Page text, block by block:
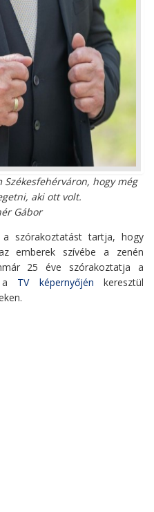
hogy még
aki ott volt.
Gábor
szórakoztatást tartja, hogy
emberek szívébe a zenén
25 éve szórakoztatja a
a TV képernyőjén keresztül